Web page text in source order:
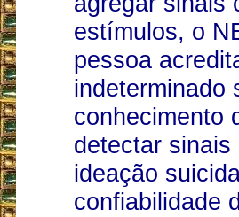
estímulos, o
pessoa
indeterminado
conhecimento
detectar
ideação
confiabilidade